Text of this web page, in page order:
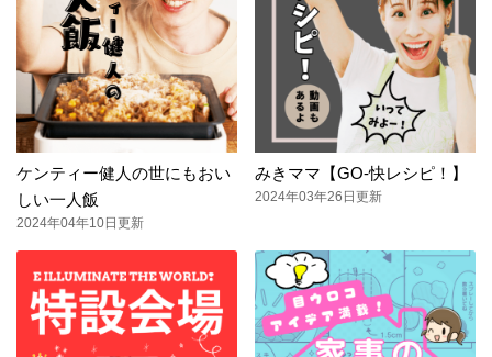
ケンティー健人の世にもおい
しい一人飯
2024年04年10日更新
みきママ【GO-快レシピ！】
2024年03年26日更新